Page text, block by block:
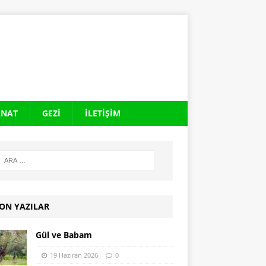
GEZI İLETIŞIM
YAZILAR
Gül ve Babam
19 Haziran 2026 0